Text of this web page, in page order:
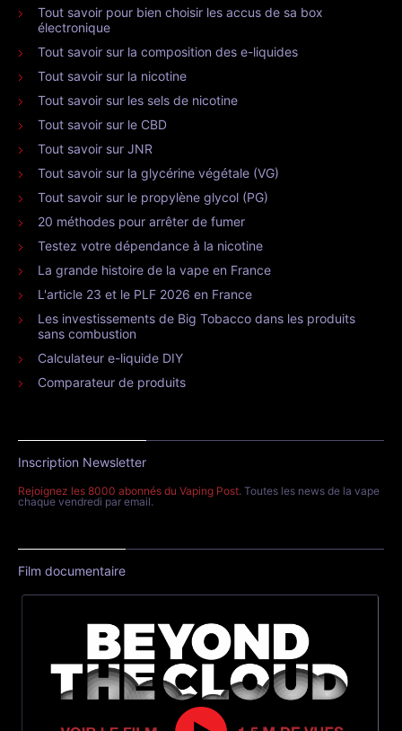
Tout savoir pour bien choisir les accus de sa box
électronique
Tout savoir sur la composition des e-liquides
Tout savoir sur la nicotine
Tout savoir sur les sels de nicotine
Tout savoir sur le CBD
Tout savoir sur JNR
Tout savoir sur la glycérine végétale (VG)
Tout savoir sur le propylène glycol (PG)
20 méthodes pour arrêter de fumer
Testez votre dépendance à la nicotine
La grande histoire de la vape en France
L'article 23 et le PLF 2026 en France
Les investissements de Big Tobacco dans les produits
sans combustion
Calculateur e-liquide DIY
Comparateur de produits
Inscription Newsletter
Rejoignez les 8000 abonnés du Vaping Post. Toutes les news de la vape
chaque vendredi par email.
Film documentaire